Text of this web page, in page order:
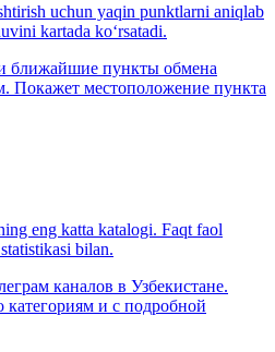
uchun yaqin punktlarni aniqlab
kartada ko‘rsatadi.
ближайшие пункты обмена
Покажет местоположение пункта
eng katta katalogi. Faqt faol
bilan.
каналов в Узбекистане.
и с подробной